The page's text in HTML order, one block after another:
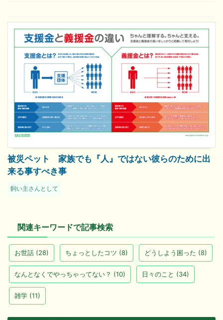
被災ペット 家族でも『人』ではない彼らのために出
来る事すべき事
飼い主さんとして
関連キーワードで記事検索
お世話 (28) ちょっとしたコツ (8) どうしよう困った (8)
なんとなくでやっちゃってない？ (10) 日々のこと (34)
雑学 (11)